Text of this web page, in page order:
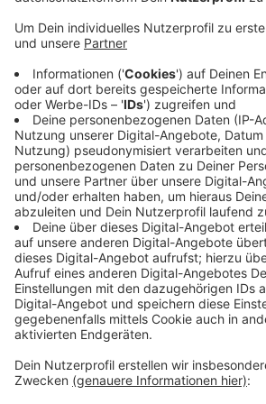
Veröffentlicht:Samstag, 07.03.2020
Anzeige
Bei nun fünf Punkten Vorsprung auf
DEG ein Platz unter den „Top
nehmen. Morgen (8. März 2020)
Gelben ab 14 Uhr in Nürnberg. Danach
paar Tage frei; das Viertelfinale
März. Der Gegner steht noch nicht
Anzeige